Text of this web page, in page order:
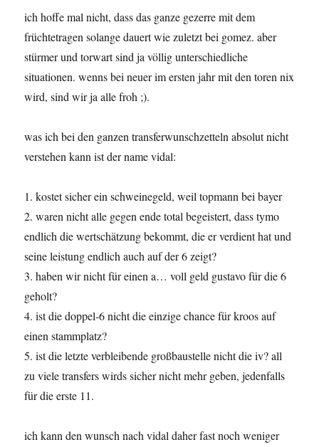
ich hoffe mal nicht, dass das ganze gezerre mit dem
früchtetragen solange dauert wie zuletzt bei gomez. aber
stürmer und torwart sind ja völlig unterschiedliche
situationen. wenns bei neuer im ersten jahr mit den toren nix
wird, sind wir ja alle froh ;).
was ich bei den ganzen transferwunschzetteln absolut nicht
verstehen kann ist der name vidal:
1. kostet sicher ein schweinegeld, weil topmann bei bayer
2. waren nicht alle gegen ende total begeistert, dass tymo
endlich die wertschätzung bekommt, die er verdient hat und
seine leistung endlich auch auf der 6 zeigt?
3. haben wir nicht für einen a… voll geld gustavo für die 6
geholt?
4. ist die doppel-6 nicht die einzige chance für kroos auf
einen stammplatz?
5. ist die letzte verbleibende großbaustelle nicht die iv? all
zu viele transfers wirds sicher nicht mehr geben, jedenfalls
für die erste 11.
ich kann den wunsch nach vidal daher fast noch weniger